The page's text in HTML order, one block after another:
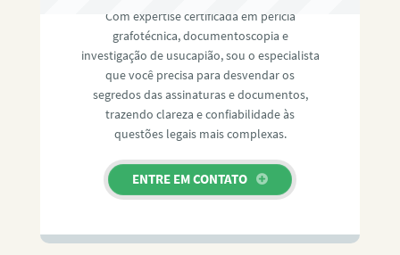
Com expertise certificada em perícia
grafotécnica, documentoscopia e
investigação de usucapião, sou o especialista
que você precisa para desvendar os
segredos das assinaturas e documentos,
trazendo clareza e confiabilidade às
questões legais mais complexas.
ENTRE EM CONTATO